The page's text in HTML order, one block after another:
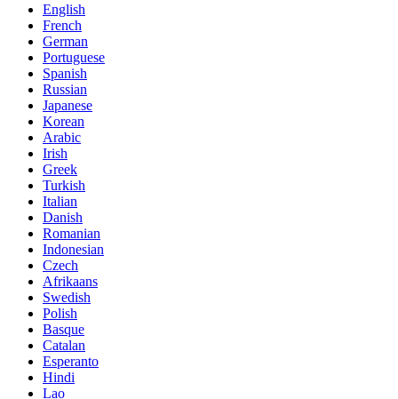
English
French
German
Portuguese
Spanish
Russian
Japanese
Korean
Arabic
Irish
Greek
Turkish
Italian
Danish
Romanian
Indonesian
Czech
Afrikaans
Swedish
Polish
Basque
Catalan
Esperanto
Hindi
Lao